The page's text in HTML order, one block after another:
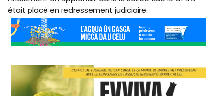
était placé en redressement judiciaire.